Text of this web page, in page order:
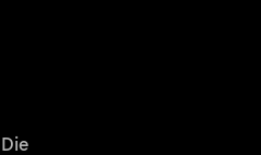
Die